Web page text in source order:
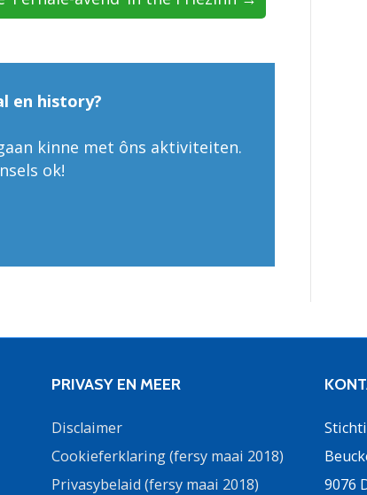
en history?
kinne met ôns aktiviteiten.
ok!
PRIVASY EN MEER
Disclaimer
Cookieferklaring (fersy maai 2018)
Privasybelaid (fersy maai 2018)
9076